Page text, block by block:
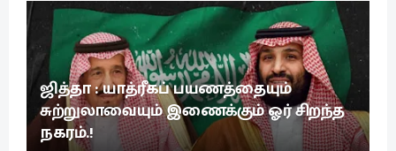
ஜித்தா : யாத்ரீகப் பயணத்தையும்
சுற்றுலாவையும் இணைக்கும் ஓர் சிறந்த
நகரம்.!